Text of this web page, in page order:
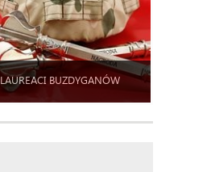
LAUREACI BUZDYGANÓW